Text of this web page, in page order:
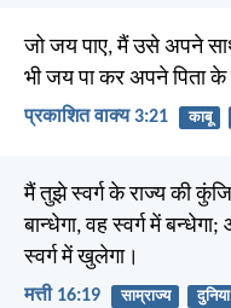
जो जय पाए, मैं उसे अपने
भी जय पा कर अपने पिता
प्रकाशित वाक्य 3:21 काबू
मैं तुझे स्वर्ग के राज्य की
बान्धेगा, वह स्वर्ग में
स्वर्ग में खुलेगा।
मत्ती 16:19 साम्राज्य दुनिया